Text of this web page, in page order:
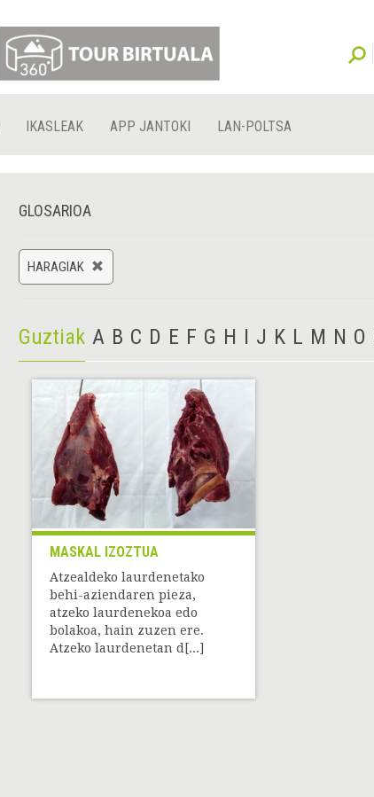
IKASLEAK APP JANTOKI LAN-POLTSA
GLOSARIOA
HARAGIAK
Guztiak A B C D E F G H I J K L M N O
MASKAL IZOZTUA
Atzealdeko laurdenetako
behi-aziendaren pieza,
atzeko laurdenekoa edo
bolakoa, hain zuzen ere.
Atzeko laurdenetan d[...]